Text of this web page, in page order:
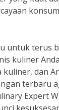
untuk terus
kuliner
kuliner, dan
terbaru
Expert